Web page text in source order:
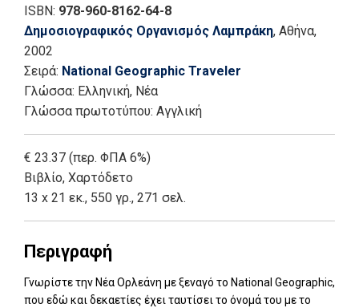
ISBN: 978-960-8162-64-8
Δημοσιογραφικός Οργανισμός Λαμπράκη, Αθήνα,
2002
Σειρά: National Geographic Traveler
Γλώσσα: Ελληνική, Νέα
Γλώσσα πρωτοτύπου: Αγγλική
€ 23.37 (περ. ΦΠΑ 6%)
Βιβλίο, Χαρτόδετο
13 x 21 εκ., 550 γρ., 271 σελ.
Περιγραφή
Γνωρίστε την Νέα Ορλεάνη με ξεναγό το National Geographic,
που εδώ και δεκαετίες έχει ταυτίσει το όνομά του με το